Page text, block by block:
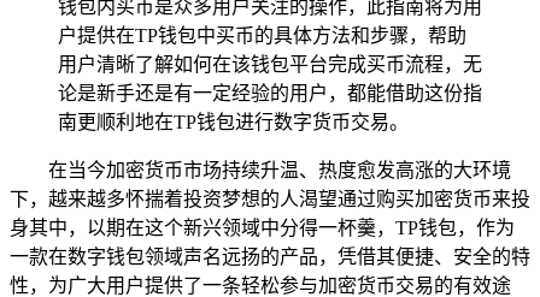
钱包内买币是众多用户关注的操作，此指南将为用
户提供在TP钱包中买币的具体方法和步骤，帮助
用户清晰了解如何在该钱包平台完成买币流程，无
论是新手还是有一定经验的用户，都能借助这份指
南更顺利地在TP钱包进行数字货币交易。
在当今加密货币市场持续升温、热度愈发高涨的大环境
下，越来越多怀揣着投资梦想的人渴望通过购买加密货币来投
身其中，以期在这个新兴领域中分得一杯羹，TP钱包，作为
一款在数字钱包领域声名远扬的产品，凭借其便捷、安全的特
性，为广大用户提供了一条轻松参与加密货币交易的有效途